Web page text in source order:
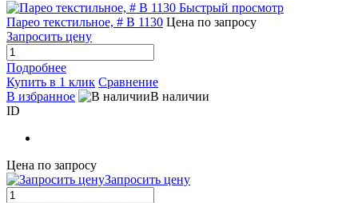
Быстрый просмотр
Парео текстильное, # B 1130 Цена по запросу
Запросить цену
Подробнее
Купить в 1 клик Сравнение
В избранное
В наличии
ID
Цена по запросу
Запросить цену